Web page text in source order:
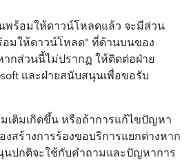
พร้อมให้ดาวน์โหลดแล้ว จะมีส่วน
มให้ดาวน์โหลด" ที่ด้านบนของ
กส่วนนี้ไม่ปรากฏ ให้ติดต่อฝ่าย
และฝ่ายสนับสนุนเพื่อขอรับ
เติมเกิดขึ้น หรือถ้าการแก้ไขปัญหา
สร้างการร้องขอบริการแยกต่างหาก
นปกติจะใช้กับคําถามและปัญหาการ